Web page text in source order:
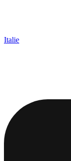
Italie